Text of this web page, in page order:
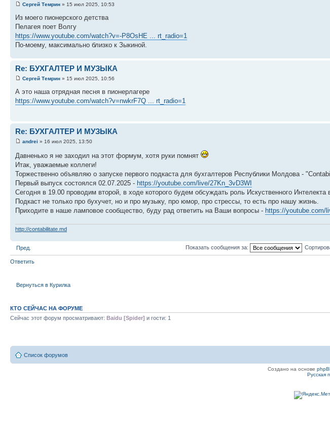
Сергей Темрин » 15 июл 2025, 10:53
Из моего пионерского детства
Пелагея поет Волгу
https://www.youtube.com/watch?v=-P8OsHE ... rt_radio=1
По-моему, максимально близко к Зыкиной.
Re: БУХГАЛТЕР И МУЗЫКА
Сергей Темрин » 15 июл 2025, 10:56
А это наша отрядная песня в пионерлагере
https://www.youtube.com/watch?v=nwkrF7Q ... rt_radio=1
Re: БУХГАЛТЕР И МУЗЫКА
andrei » 16 июл 2025, 13:50
Давненько я не заходил на этот формум, хотя руки помнят
Итак, уважаемые коллеги!
Торжественно объявляю о запуске первого подкаста для бухгалтеров Республики Молдова -
Первый выпуск состоялся 02.07.2025 - https://youtube.com/live/27Kn_3vD3WI
Сегодня в 19.00 проводим второй, в ходе которого будем обсуждать роль Искуственного Интелекта
Подкаст не только про бухучет, но и про музыку, про юмор, про стрессы, то есть про нашу жизнь.
Приходите в наше ламповое сообщество, буду рад ответить на Ваши вопросы - https://youtube.com/
http://contabilitate.md
Пред. Показать сообщения за:
Ответить
Вернуться в Курилка
КТО СЕЙЧАС НА ФОРУМЕ
Сейчас этот форум просматривают: Baidu [Spider] и гости: 1
Список форумов
Создано на основе
Русская